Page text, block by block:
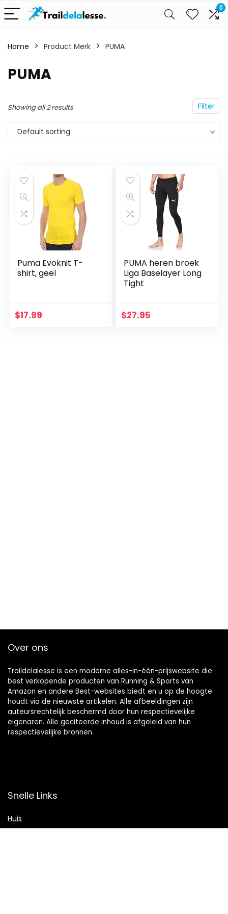
0
Home Product Merk PUMA
PUMA
Filter
Showing all 2 results
Default sorting
Puma Evoknit T-
shirt, geel
$17.99
PUMA heren broek
Liga Baselayer Long
Tight
$27.95
Over ons
Traildelalesse is een moderne alles-in-één-prijswebsite die
best verkopende producten van Running & Sports van
Amazon en andere Best-websites biedt en u op de hoogte
houdt via de nieuwste artikelen. Alle afbeeldingen zijn
auteursrechtelijk beschermd door hun respectievelijke
eigenaren. Alle geciteerde inhoud is afgeleid van hun
respectievelijke bronnen.
Snelle Links
Huis